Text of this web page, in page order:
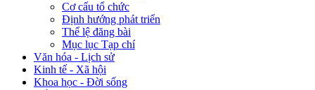
Cơ cấu tổ chức
Định hướng phát triển
Thể lệ đăng bài
Mục lục Tạp chí
Văn hóa - Lịch sử
Kinh tế - Xã hội
Khoa học - Đời sống